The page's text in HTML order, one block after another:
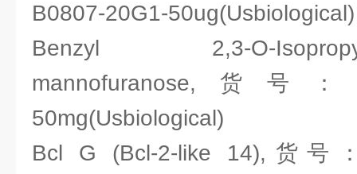
B0807-20G1-50ug(Usbiological)
Benzyl 2,3-O-
mannofuranose,货号：
50mg(Usbiological)
Bcl G (Bcl-2-like 14),货号